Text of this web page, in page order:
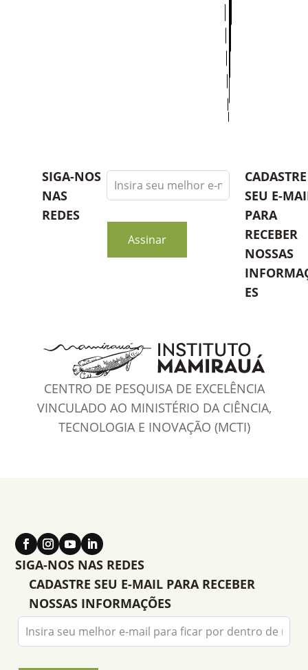
SIGA-NOS
NAS
REDES
Leave
this
blank
Assinar
CADASTRE
SEU E-
PARA
RECEBER
NOSSAS
ES
CENTRO DE PESQUISA DE EXCELÊNCIA
VINCULADO AO MINISTÉRIO DA CIÊNCIA,
TECNOLOGIA E INOVAÇÃO (MCTI)
SIGA-NOS NAS REDES
CADASTRE SEU E-MAIL PARA RECEBER
NOSSAS INFORMAÇÕES
Leave
this